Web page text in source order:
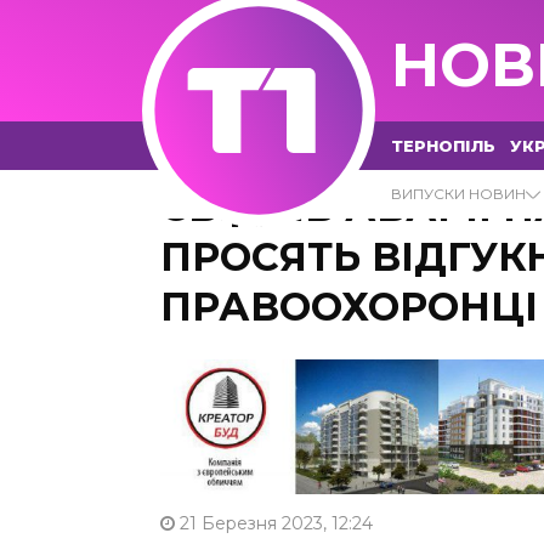
ТЕРНОПІЛЬ
ВИПУСКИ НОВИН
СВІДКІВ
ПРОСЯТЬ
ПРАВООХОРОНЦІ
21 Березня 2023, 12:24